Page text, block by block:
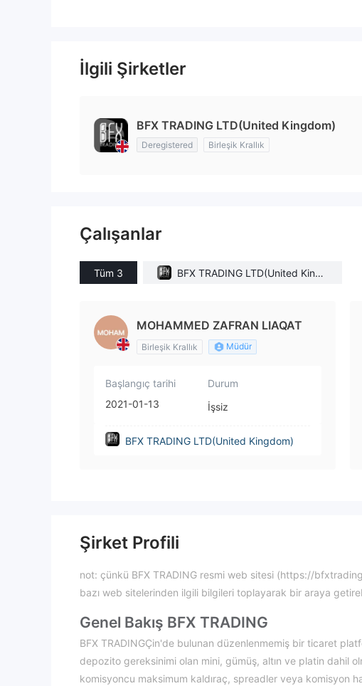
İlgili Şirketler
BFX TRADING LTD(United Kingdom)
Deregistered Birleşik Krallık
Çalışanlar
Tüm 3
BFX TRADING LTD(United Kingd
MOHAMMED ZAFRAN LIAQAT
Birleşik Krallık Müdür
Başlangıç tarihi
2021-01-13
Durum
İşsiz
BFX TRADING LTD(United Kingdom)
Şirket Profili
not: çünkü BFX TRADING resmi web sitesi (https://
bazı web sitelerinden ilgili bilgileri toplayarak bir araya
Genel Bakış BFX TRADING
BFX TRADINGÇin'de bulunan düzenlenmemiş bir ticaret
depozito gereksinimi olan mini, gümüş, altın ve platin dahil
komisyoncu maksimum kaldıraç, spreadler veya komisyon